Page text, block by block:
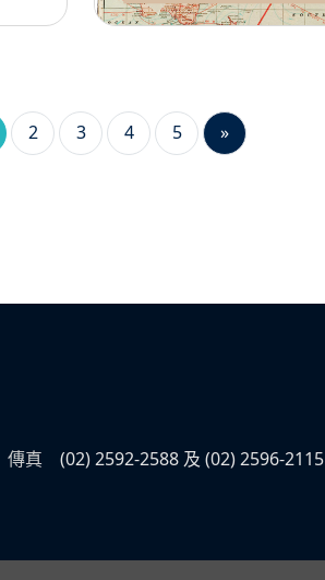
2 3 4 5 »
傳真
(02) 2592-2588 及 (02) 2596-2115